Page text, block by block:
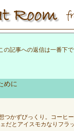
の記事への返信は一番下で
めに
つかずびっくり。コーヒ
だとアイスモカなりフラ